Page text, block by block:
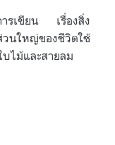
รเขียน เรื่องสิ่ง
วนใหญ่ของชีวิตใช้
ไม้และสายลม